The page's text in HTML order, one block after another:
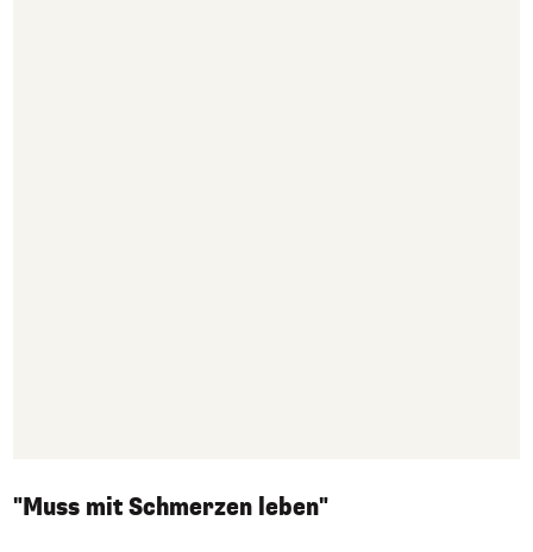
"Muss mit Schmerzen leben"